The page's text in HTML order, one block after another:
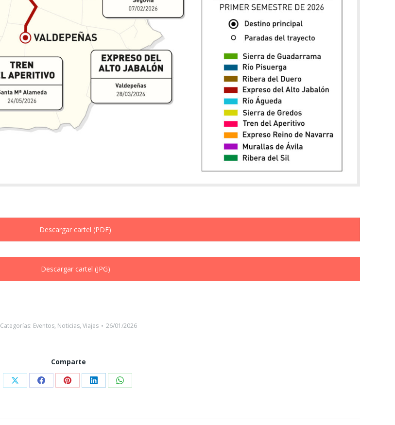
Descargar cartel (PDF)
Descargar cartel (JPG)
Categorías: Eventos, Noticias, Viajes 26/01/2026
Comparte
CompartirCompartirCompartirCompartirCompartir